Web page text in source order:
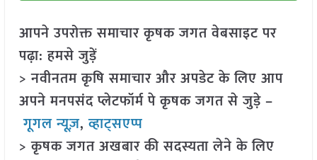
आपने उपरोक्त समाचार कृषक जगत वेबसाइट पर
पढ़ा: हमसे जुड़ें
> नवीनतम कृषि समाचार और अपडेट के लिए आप
अपने मनपसंद प्लेटफॉर्म पे कृषक जगत से जुड़े –
गूगल न्यूज़,व्हाट्सएप्प
> कृषक जगत अखबार की सदस्यता लेने के लिए